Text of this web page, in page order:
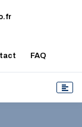
FAQ